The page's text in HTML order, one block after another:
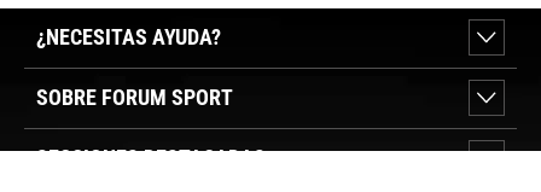
¿NECESITAS AYUDA?
SOBRE FORUM SPORT
SECCIONES DESTACADAS